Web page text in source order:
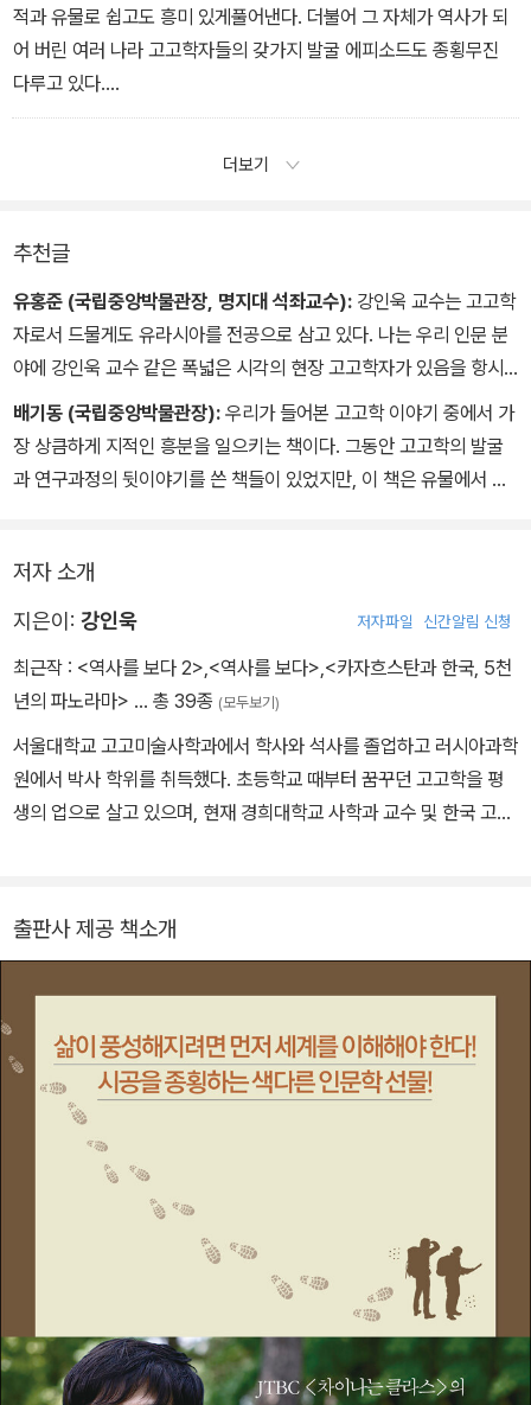
이다. 유라시아 대륙을 넘나드는 풍부한 고고학적인 지식 그리고 시
간을 오르내리는 인간 경험을 토대로 유물을 맛깔스럽게 필자의 시각
에서 해설한 새로운 설명들은 고고학을 멀리서 경원하는 독자들에게
는 놀라운 흥분을 선사할 것이라 기대한다.
적과 유물로 쉽고도 흥미 있게풀어낸다. 더불어 그 자체가 역사가 되
어 버린 여러 나라 고고학자들의 갖가지 발굴 에피소드도 종횡무진
다루고 있다.
그의 이러한 글쓰기는 일찍이 러시아 유학에서 시작하여 수십 년에
발에 따른 구제발굴 현장에 내몰린 한국의 젊은 고고학도들도 단숨에
적극 추천한다.
_이청규 한국고고학회 회장, 영남대 교수
더보기
추천글
유홍준 (국립중앙박물관장, 명지대 석좌교수): 강인욱 교수는 고고학
자로서 드물게도 유라시아를 전공으로 삼고 있다. 나는 우리 인문 분
야에 강인욱 교수 같은 폭넓은 시각의 현장 고고학자가 있음을 항시
든든하게 생각해 왔다. 그는 석사과정을 마친 뒤 곧바로 러시아로 유
학을 떠나, 이후 시베리아, 몽골, 중앙아시아, 중국의 여러 유적지 발
굴에 참여하고 이를 보고서와 저서로 펴낸 바 있다. 이 책은 그가 지난
이라는 학문의 참 가치와 고고학자로서의 보람을 말함과 동시에 우리
깨워주고 있다. 나는 강교수의 이 생생한 증언록을 통해 고고학이라
는 하나의 인문학이 대중과 행복하고도 즐겁게 만나는 계기가 될 것
으로 기대해 마지않는다.
배기동 (국립중앙박물관장): 우리가 들어본 고고학 이야기 중에서 가
장 상큼하게 지적인 흥분을 일으키는 책이다. 그동안 고고학의 발굴
과 연구과정의 뒷이야기를 쓴 책들이 있었지만, 이 책은 유물에서 나
하는 사람이다. 세상의 모든 경우의 수를 꿰고 있어야 하고 상상력이
풍부하여 끊임없이 가설을 만들고 검증하는 만능학자이기도 하다. 강
학자이자 유물의 뒤에 숨겨져 있는 사람들을 따뜻한 감성으로 생각하
는 고고학자이다. 유라시아 대륙을 넘나드는 풍부한 고고학적인 지식
그리고 시간을 오르내리는 인간 경험을 토대로 유물을 맛깔스럽게 필
자의 시각에서 해설한 새로운 설명들은 고고학을 멀리서 경원하는 독
자들에게는 놀라운 흥분을 선사할 것이라 기대한다.
저자 소개
지은이: 강인욱 저자파일 신간알림 신청
최근작 : <역사를 보다 2>,<역사를 보다>,<카자흐스탄과 한국, 5천
년의 파노라마> … 총 39종 (모두보기)
서울대학교 고고미술사학과에서 학사와 석사를 졸업하고 러시아과학
원에서 박사 학위를 취득했다. 초등학교 때부터 꿈꾸던 고고학을 평
생의 업으로 살고 있으며, 현재 경희대학교 사학과 교수 및 한국 고대
불멸의 아름다움』 『세상 모든 것의 기원』 『우리의 기원, 단일하든 다
출연했고 <한겨레> <동아일보> <중앙일보> 등에 칼럼을 연재하며
고고학의 진정한 매력을 대중에게 알리기 위해 힘쓰고 있다.
출판사 제공 책소개